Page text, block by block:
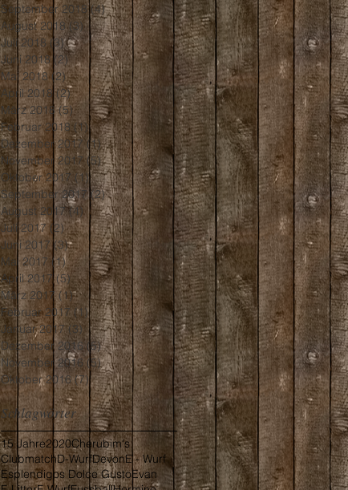
September 2018 (4)4 Beiträge
August 2018 (3)3 Beiträge
Juli 2018 (3)3 Beiträge
Juni 2018 (2)2 Beiträge
Mai 2018 (2)2 Beiträge
April 2018 (2)2 Beiträge
März 2018 (5)5 Beiträge
Februar 2018 (1)1 Beitrag
Dezember 2017 (1)1 Beitrag
November 2017 (5)5 Beiträge
Oktober 2017 (1)1 Beitrag
September 2017 (2)2 Beiträge
August 2017 (4)4 Beiträge
Juli 2017 (2)2 Beiträge
Juni 2017 (3)3 Beiträge
Mai 2017 (1)1 Beitrag
April 2017 (5)5 Beiträge
März 2017 (1)1 Beitrag
Februar 2017 (1)1 Beitrag
Januar 2017 (3) 3 Beiträge
Dezember 2016 (5)5 Beiträge
November 2016 (5)5 Beiträge
Oktober 2016 (7)7 Beiträge
Schlagwörter
15 Jahre2020Cherubim's
ClubmatchD-WurfDevonE - Wurf
Esplendigos Dolce GustoEvan